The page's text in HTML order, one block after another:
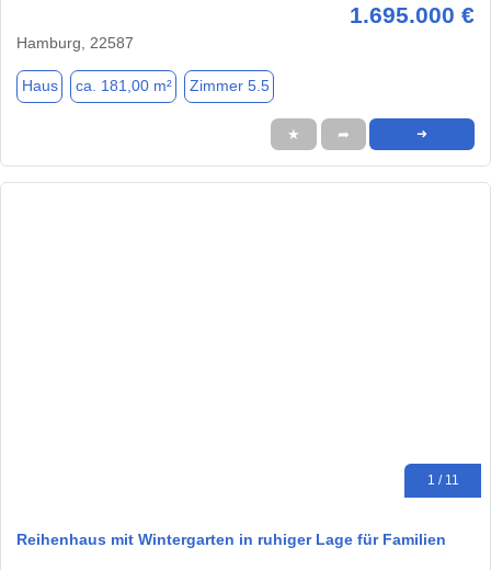
1.695.000 €
Hamburg, 22587
Haus ca. 181,00 m² Zimmer 5.5
★ ➦ ➜
1 / 11
Reihenhaus mit Wintergarten in ruhiger Lage für Familien